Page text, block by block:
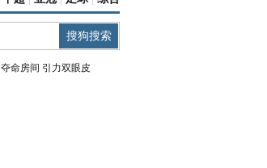
夺命房间 引力双眼皮